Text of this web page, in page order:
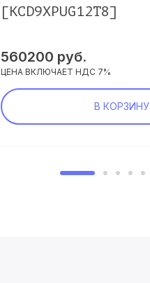
[KCD9XPUG12T8]
560200 руб.
ЦЕНА ВКЛЮЧАЕТ НДС 7%
В КОРЗИНУ